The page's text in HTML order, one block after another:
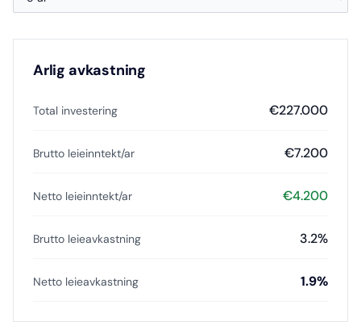
Arlig avkastning
Total investering €227.000
Brutto leieinntekt/ar €7.200
Netto leieinntekt/ar €4.200
Brutto leieavkastning 3.2%
Netto leieavkastning 1.9%